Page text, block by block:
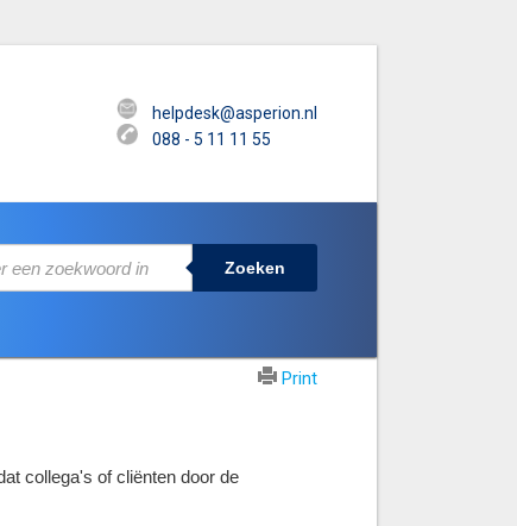
helpdesk@asperion.nl
088 - 5 11 11 55
Zoeken
Print
collega's of cliënten door de